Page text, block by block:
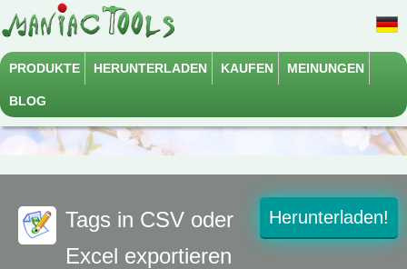
PRODUKTE HERUNTERLADEN KAUFEN MEINUNGEN
BLOG
Herunterladen!
Tags in CSV oder
Excel exportieren